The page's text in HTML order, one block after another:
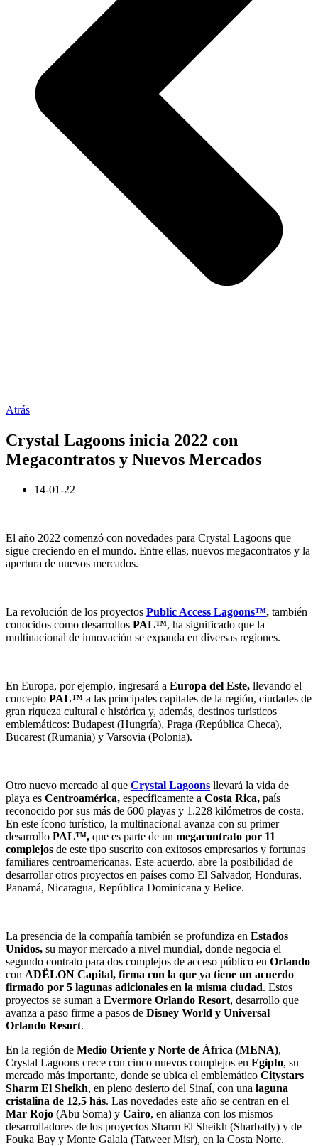
Atrás
Crystal Lagoons inicia 2022 con
Megacontratos y Nuevos Mercados
14-01-22
El año 2022 comenzó con novedades para Crystal Lagoons que
sigue creciendo en el mundo. Entre ellas, nuevos megacontratos y la
apertura de nuevos mercados.
La revolución de los proyectos Public Access Lagoons™, también
conocidos como desarrollos PAL™, ha significado que la
multinacional de innovación se expanda en diversas regiones.
En Europa, por ejemplo, ingresará a Europa del Este, llevando el
concepto PAL™ a las principales capitales de la región, ciudades de
gran riqueza cultural e histórica y, además, destinos turísticos
emblemáticos: Budapest (Hungría), Praga (República Checa),
Bucarest (Rumania) y Varsovia (Polonia).
Otro nuevo mercado al que Crystal Lagoons llevará la vida de
playa es Centroamérica, específicamente a Costa Rica, país
reconocido por sus más de 600 playas y 1.228 kilómetros de costa.
En este ícono turístico, la multinacional avanza con su primer
desarrollo PAL™, que es parte de un megacontrato por 11
complejos de este tipo suscrito con exitosos empresarios y fortunas
familiares centroamericanas. Este acuerdo, abre la posibilidad de
desarrollar otros proyectos en países como El Salvador, Honduras,
Panamá, Nicaragua, República Dominicana y Belice.
La presencia de la compañía también se profundiza en Estados
Unidos, su mayor mercado a nivel mundial, donde negocia el
segundo contrato para dos complejos de acceso público en Orlando
con ADËLON Capital, firma con la que ya tiene un acuerdo
firmado por 5 lagunas adicionales en la misma ciudad. Estos
proyectos se suman a Evermore Orlando Resort, desarrollo que
avanza a paso firme a pasos de Disney World y Universal
Orlando Resort.
En la región de Medio Oriente y Norte de África (MENA),
Crystal Lagoons crece con cinco nuevos complejos en Egipto, su
mercado más importante, donde se ubica el emblemático Citystars
Sharm El Sheikh, en pleno desierto del Sinaí, con una laguna
cristalina de 12,5 hás. Las novedades este año se centran en el
Mar Rojo (Abu Soma) y Cairo, en alianza con los mismos
desarrolladores de los proyectos Sharm El Sheikh (Sharbatly) y de
Fouka Bay y Monte Galala (Tatweer Misr), en la Costa Norte.